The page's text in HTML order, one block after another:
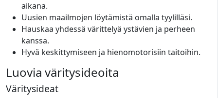
aikana.
Uusien maailmojen löytämistä omalla tyylilläsi.
Hauskaa yhdessä värittelyä ystävien ja perheen
kanssa.
Hyvä keskittymiseen ja hienomotorisiin taitoihin.
Luovia väritysideoita
Väritysideat